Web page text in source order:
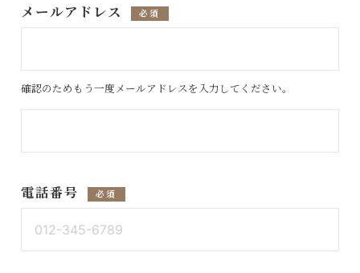
メールアドレス 必須
確認のためもう一度メールアドレスを入力してください。
電話番号 必須